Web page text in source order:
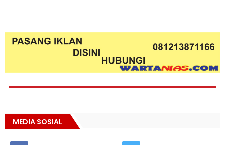
MEDIA SOSIAL